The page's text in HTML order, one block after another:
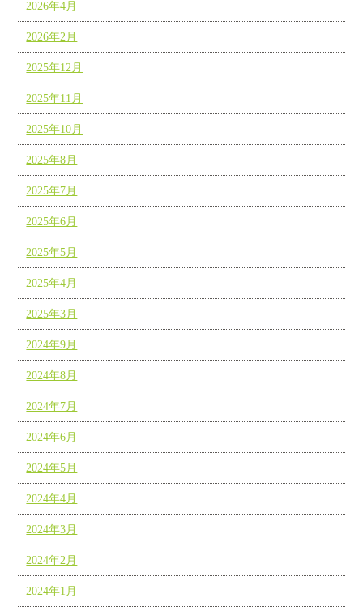
2026年4月
2026年2月
2025年12月
2025年11月
2025年10月
2025年8月
2025年7月
2025年6月
2025年5月
2025年4月
2025年3月
2024年9月
2024年8月
2024年7月
2024年6月
2024年5月
2024年4月
2024年3月
2024年2月
2024年1月